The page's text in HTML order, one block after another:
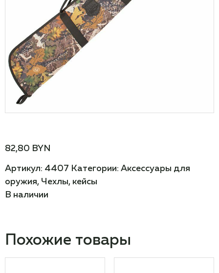
82,80 BYN
Артикул: 4407 Категории: Аксессуары для
оружия, Чехлы, кейсы
В наличии
Похожие товары